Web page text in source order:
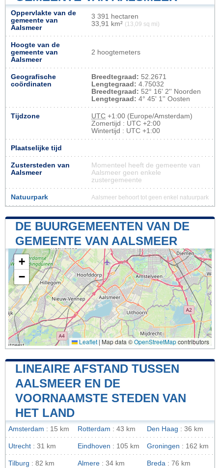
Oppervlakte van de
gemeente van
Aalsmeer
3 391 hectaren
33,91 km² (13,09 sq mi)
Hoogte van de
gemeente van
Aalsmeer
2 hoogtemeters
Geografische
coördinaten
Breedtegraad: 52.2671
Lengtegraad: 4.75032
Breedtegraad: 52° 16' 2'' Noorden
Lengtegraad: 4° 45' 1'' Oosten
Tijdzone UTC +1:00 (Europe/Amsterdam)
Zomertijd : UTC +2:00
Wintertijd : UTC +1:00
Plaatselijke tijd
Zustersteden van
Aalsmeer
Momenteel heeft de gemeente van
Aalsmeer geen enkele
zustergemeente
Natuurpark Aalsmeer behoort tot geen enkel natuurpark
DE BUURGEMEENTEN VAN DE
GEMEENTE VAN AALSMEER
+
−
Leaflet | Map data ©OpenStreetMapcontributors
LINEAIRE AFSTAND TUSSEN
AALSMEER EN DE
VOORNAAMSTE STEDEN VAN
HET LAND
Amsterdam : 15 km Rotterdam : 43 km Den Haag : 36 km
Utrecht : 31 km Eindhoven : 105 km Groningen : 162 km
Tilburg : 82 km Almere : 34 km Breda : 76 km